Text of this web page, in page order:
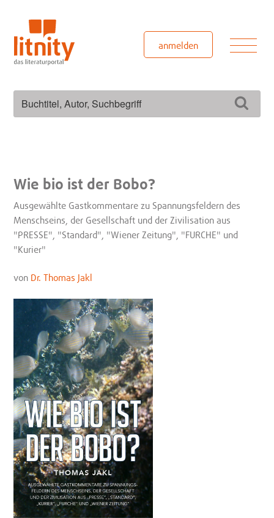
springen
anmelden
Wie bio ist der Bobo?
Ausgewählte Gastkommentare zu Spannungsfeldern des
Menschseins, der Gesellschaft und der Zivilisation aus
"PRESSE", "Standard", "Wiener Zeitung", "FURCHE" und
"Kurier"
von Dr. Thomas Jakl